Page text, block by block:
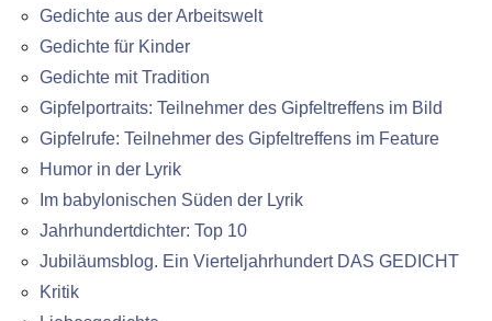
Gedichte aus der Arbeitswelt
Gedichte für Kinder
Gedichte mit Tradition
Gipfelportraits: Teilnehmer des Gipfeltreffens im Bild
Gipfelrufe: Teilnehmer des Gipfeltreffens im Feature
Humor in der Lyrik
Im babylonischen Süden der Lyrik
Jahrhundertdichter: Top 10
Jubiläumsblog. Ein Vierteljahrhundert DAS GEDICHT
Kritik